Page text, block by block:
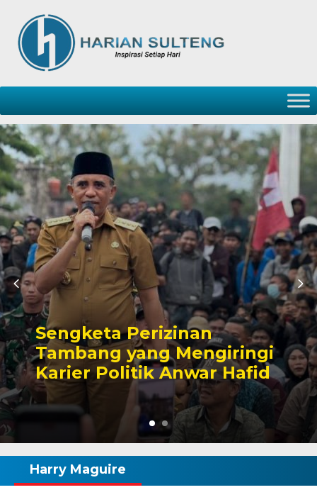
Sengketa Perizinan
Tambang yang Mengiringi
Karier Politik Anwar Hafid
Harry Maguire